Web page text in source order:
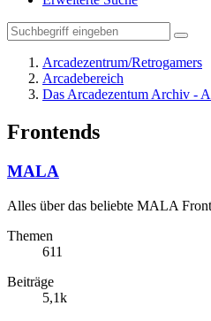
Arcadezentrum/Retrogamers
Arcadebereich
Das Arcadezentum Archiv -
Frontends
MALA
Alles über das beliebte MALA
Themen
611
Beiträge
5,1k